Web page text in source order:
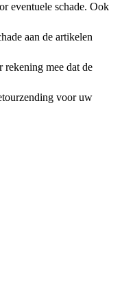
eventuele schade. Ook
aan de artikelen
rekening mee dat de
voor uw